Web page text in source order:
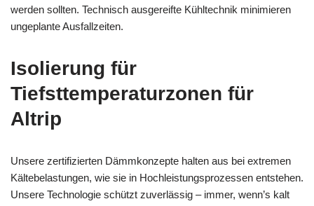
werden sollten. Technisch ausgereifte Kühltechnik minimieren
ungeplante Ausfallzeiten.
Isolierung für
Tiefsttemperaturzonen für
Altrip
Unsere zertifizierten Dämmkonzepte halten aus bei extremen
Kältebelastungen, wie sie in Hochleistungsprozessen entstehen.
Unsere Technologie schützt zuverlässig – immer, wenn’s kalt